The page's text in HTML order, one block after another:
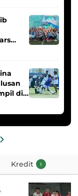
di
Kredit 1